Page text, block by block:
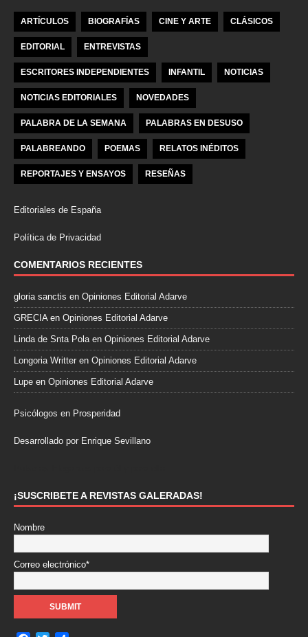
ARTÍCULOS BIOGRAFÍAS CINE Y ARTE CLÁSICOS
EDITORIAL ENTREVISTAS
ESCRITORES INDEPENDIENTES INFANTIL NOTICIAS
NOTICIAS EDITORIALES NOVEDADES
PALABRA DE LA SEMANA PALABRAS EN DESUSO
PALABREANDO POEMAS RELATOS INÉDITOS
REPORTAJES Y ENSAYOS RESEÑAS
Editoriales de España
Política de Privacidad
COMENTARIOS RECIENTES
gloria sanctis en Opiniones Editorial Adarve
GRECIAen Opiniones Editorial Adarve
Linda de Snta Polaen Opiniones Editorial Adarve
Longoria Writter en Opiniones Editorial Adarve
Lupe en Opiniones Editorial Adarve
Psicólogos en Prosperidad
Desarrollado por Enrique Sevillano
¡SUSCRIBETE A REVISTAS GALERADAS!
Nombre
Correo electrónico*